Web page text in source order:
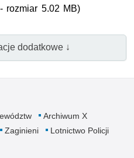
rozmiar 5.02 MB)
dodatkowe ↓
Archiwum X
Zaginieni
Lotnictwo Policji